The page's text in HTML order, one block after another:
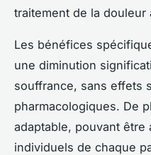
traitement de la douleur
Les bénéfices
une diminution
souffrance, sans effets
pharmacologiques. De
adaptable, pouvant être
individuels de chaque